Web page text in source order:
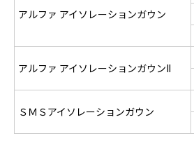
アルファ アイソレーションガウン
アルファ アイソレーションガウンII
ＳＭＳアイソレーションガウン